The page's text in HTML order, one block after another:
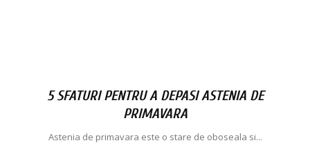
5 SFATURI PENTRU A DEPASI ASTENIA DE
PRIMAVARA
Astenia de primavara este o stare de oboseala si...